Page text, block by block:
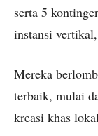
serta 5
instansi
Mereka
terbaik, mulai
kreasi khas